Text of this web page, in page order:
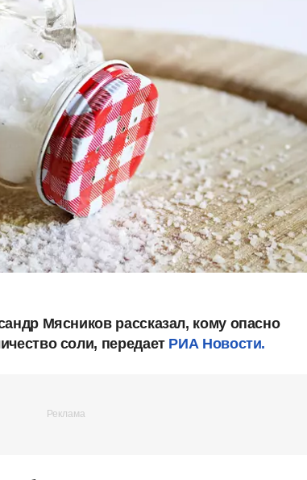
Мясников рассказал, кому опасно
соли, передает РИА Новости.